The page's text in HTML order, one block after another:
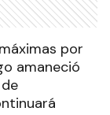
por
amaneció